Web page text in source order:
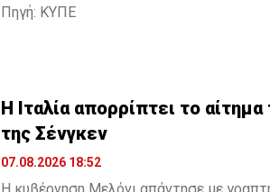
Πηγή: ΚΥΠΕ
Η Ιταλία απορρίπτει το
της Σένγκεν
07.08.2026 18:52
Η κυβέρνηση Μελόνι απάντησε με